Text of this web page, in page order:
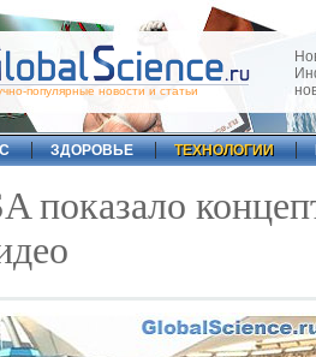
популярные новости и статьи
ЗДОРОВЬЕ ТЕХНОЛОГИИ
показало